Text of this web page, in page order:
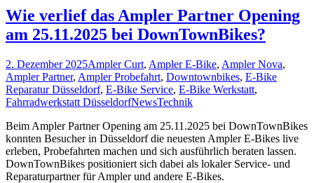
Wie verlief das Ampler Partner Opening
am 25.11.2025 bei DownTownBikes?
2. Dezember 2025Ampler Curt, Ampler E-Bike, Ampler Nova,
Ampler Partner, Ampler Probefahrt, Downtownbikes, E-Bike
Reparatur Düsseldorf, E-Bike Service, E-Bike Werkstatt,
Fahrradwerkstatt DüsseldorfNewsTechnik
Beim Ampler Partner Opening am 25.11.2025 bei DownTownBikes
konnten Besucher in Düsseldorf die neuesten Ampler E-Bikes live
erleben, Probefahrten machen und sich ausführlich beraten lassen.
DownTownBikes positioniert sich dabei als lokaler Service- und
Reparaturpartner für Ampler und andere E-Bikes.